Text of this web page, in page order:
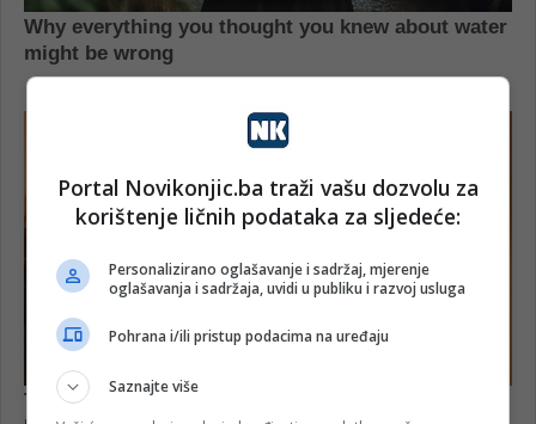
Portal Novikonjic.ba traži vašu dozvolu za
korištenje ličnih podataka za sljedeće:
Personalizirano oglašavanje i sadržaj, mjerenje
oglašavanja i sadržaja, uvidi u publiku i razvoj usluga
Pohrana i/ili pristup podacima na uređaju
Saznajte više